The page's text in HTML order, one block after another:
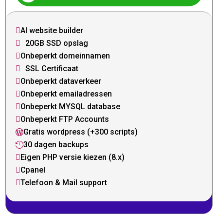
AI website builder
 20GB SSD opslag
Onbeperkt domeinnamen
 SSL Certificaat
Onbeperkt dataverkeer
Onbeperkt emailadressen
Onbeperkt MYSQL database
Onbeperkt FTP Accounts
Gratis wordpress (+300 scripts)
30 dagen backups
Eigen PHP versie kiezen (8.x)
Cpanel
Telefoon & Mail support